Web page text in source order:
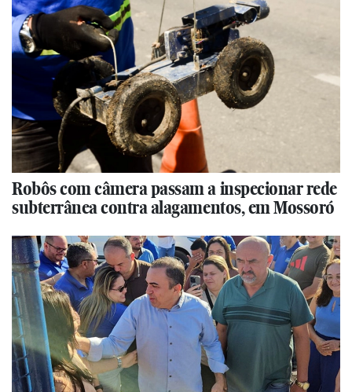
Robôs com câmera passam a inspecionar rede
subterrânea contra alagamentos, em Mossoró